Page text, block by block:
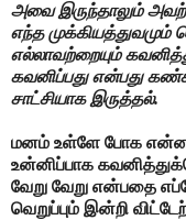
அவை இருந்தாலும்
எந்த முக்கியத்துவமும்
எல்லாவற்றையும்
கவனிப்பது என்பது
சாட்சியாக இருத்தல்.
மனம் உள்ளே போக
உன்னிப்பாக
வேறு வேறு என்பதை
வெறுப்பும் இன்றி